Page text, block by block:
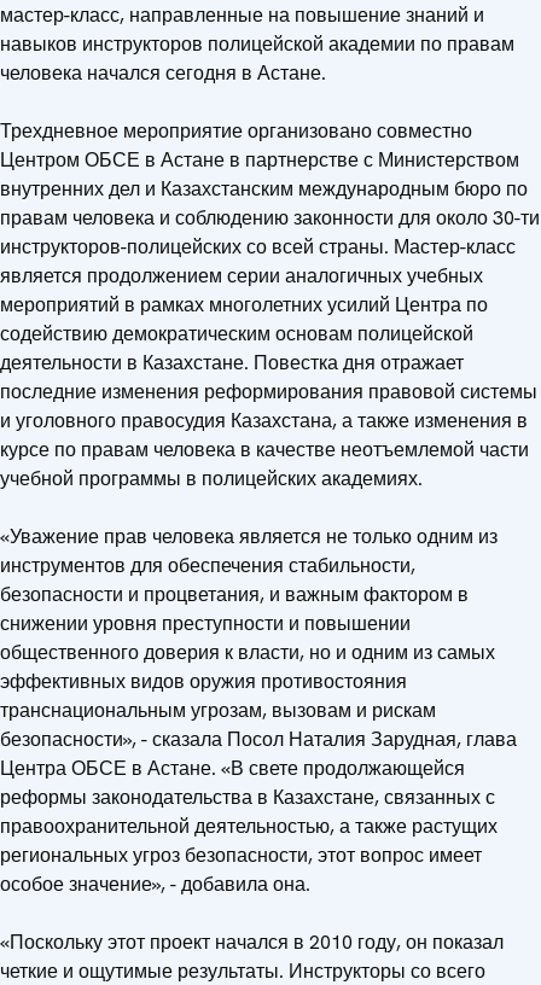
мастер-класс, направленные на повышение знаний и
навыков инструкторов полицейской академии по правам
человека начался сегодня в Астане.
Трехдневное мероприятие организовано совместно
Центром ОБСЕ в Астане в партнерстве с Министерством
внутренних дел и Казахстанским международным бюро по
правам человека и соблюдению законности для около 30-ти
инструкторов-полицейских со всей страны. Мастер-класс
является продолжением серии аналогичных учебных
мероприятий в рамках многолетних усилий Центра по
содействию демократическим основам полицейской
деятельности в Казахстане. Повестка дня отражает
последние изменения реформирования правовой системы
и уголовного правосудия Казахстана, а также изменения в
курсе по правам человека в качестве неотъемлемой части
учебной программы в полицейских академиях.
«Уважение прав человека является не только одним из
инструментов для обеспечения стабильности,
безопасности и процветания, и важным фактором в
снижении уровня преступности и повышении
общественного доверия к власти, но и одним из самых
эффективных видов оружия противостояния
транснациональным угрозам, вызовам и рискам
безопасности», - сказала Посол Наталия Зарудная, глава
Центра ОБСЕ в Астане. «В свете продолжающейся
реформы законодательства в Казахстане, связанных с
правоохранительной деятельностью, а также растущих
региональных угроз безопасности, этот вопрос имеет
особое значение», - добавила она.
«Поскольку этот проект начался в 2010 году, он показал
четкие и ощутимые результаты. Инструкторы со всего